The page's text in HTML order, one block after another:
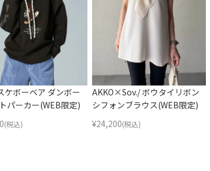
ケボーベア ダンボー
パーカー(WEB限定)
(税込)
AKKO×Sov./ ボウタイリボン
シフォンブラウス(WEB限定)
¥24,200(税込)